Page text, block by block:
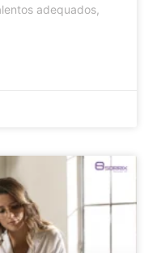
adequados,